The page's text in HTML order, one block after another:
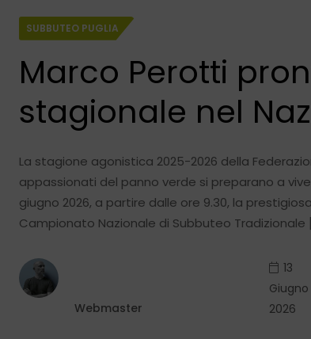
SUBBUTEO PUGLIA
Marco Perotti
stagionale nel
La stagione agonistica 2025-2026 della
appassionati del panno verde si preparano a
giugno 2026, a partire dalle ore 9.30, la
Campionato Nazionale di Subbuteo Tradizionale
Webmaster
13
Giugno
2026